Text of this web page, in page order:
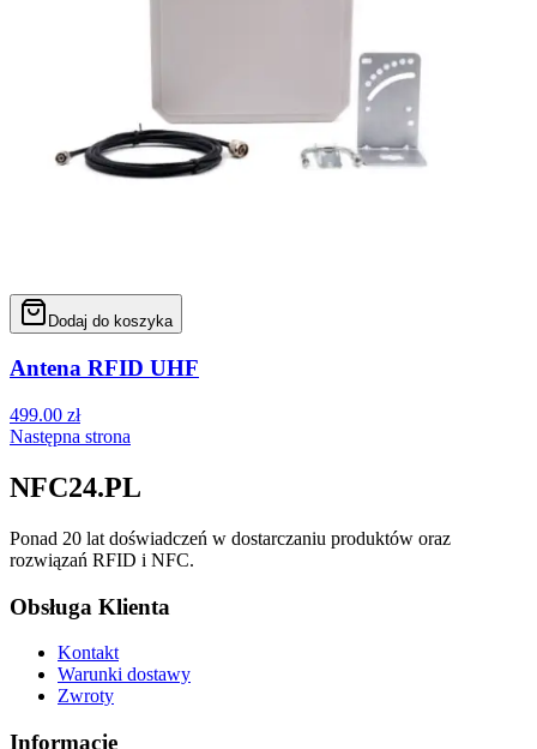
Dodaj do koszyka
Antena RFID UHF
499.00 zł
Następna strona
NFC24.PL
Ponad 20 lat doświadczeń w dostarczaniu produktów oraz
rozwiązań RFID i NFC.
Obsługa Klienta
Kontakt
Warunki dostawy
Zwroty
Informacje